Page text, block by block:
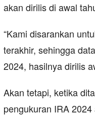
akan dirilis di awal
“Kami disarankan
terakhir, sehingga
2024, hasilnya dirilis
Akan tetapi, ketika
pengukuran IRA